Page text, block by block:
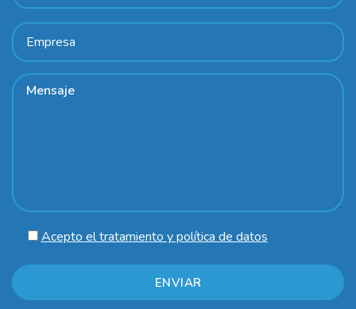
Acepto el tratamiento y política de datos